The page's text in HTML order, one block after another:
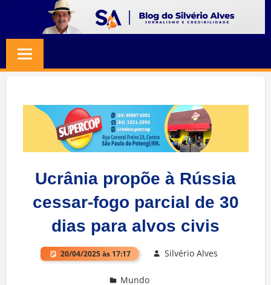
content
SILVERIO
ALVES
Jornalismo
Credibilidade
Ucrânia propõe à Rússia
cessar-fogo parcial de 30
dias para alvos civis
20/04/2025 às 17:17 Silvério Alves